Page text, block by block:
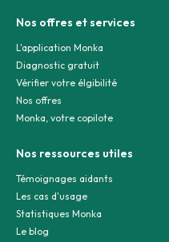
Nos offres et services
L'application Monka
Diagnostic gratuit
Vérifier votre élgibilité
Nos offres
Monka, votre copilote
Nos ressources utiles
Témoignages aidants
Les cas d'usage
Statistiques Monka
Le blog